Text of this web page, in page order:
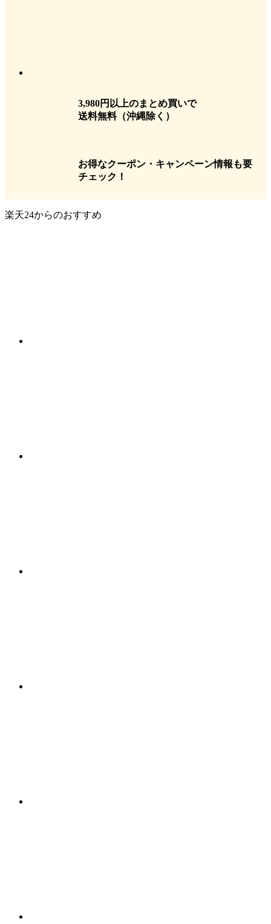
3,980円以上のまとめ買いで
送料無料（沖縄除く）
お得なクーポン・キャンペーン情報も要
チェック！
楽天24からのおすすめ